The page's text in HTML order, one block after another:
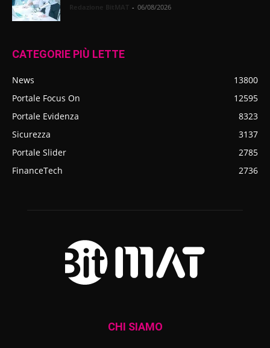
- 06/08/2026
CATEGORIE PIÙ LETTE
News
13800
Portale Focus On
12595
Portale Evidenza
8323
Sicurezza
3137
Portale Slider
2785
FinanceTech
2736
CHI SIAMO